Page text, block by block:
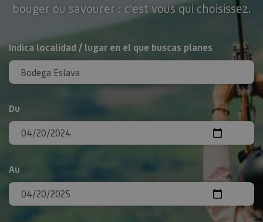
bouger ou savourer : c'est vous qui choisissez.
Rechercher
Indica localidad / lugar en el que buscas planes
Du
Au